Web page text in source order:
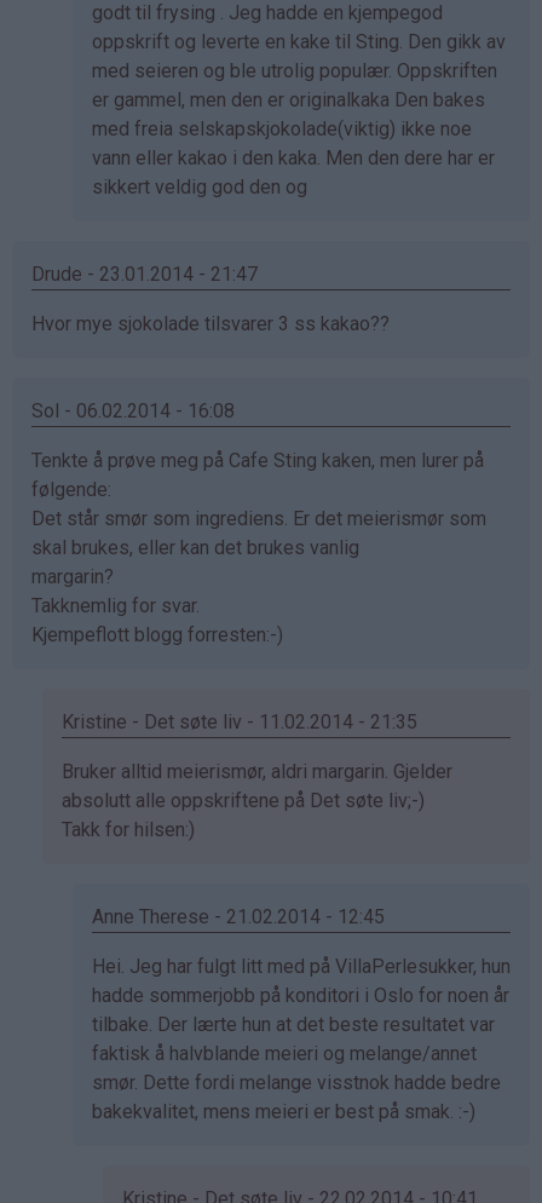
av
Jan
fred
sandanger
(ikke
bekreftet)
godt til frysing . Jeg hadde en kjempegod
oppskrift og leverte en kake til Sting. Den gikk av
med seieren og ble utrolig populær. Oppskriften
er gammel, men den er originalkaka Den bakes
med freia selskapskjokolade(viktig) ikke noe
vann eller kakao i den kaka. Men den dere har er
sikkert veldig god den og
Drude - 23.01.2014 - 21:47
Hvor mye sjokolade tilsvarer 3 ss kakao??
Sol - 06.02.2014 - 16:08
Tenkte å prøve meg på Cafe Sting kaken, men lurer på
følgende:
Det står smør som ingrediens. Er det meierismør som
skal brukes, eller kan det brukes vanlig
margarin?
Takknemlig for svar.
Kjempeflott blogg forresten:-)
Kristine - Det søte liv - 11.02.2014 - 21:35
Som
svar
på
(ikke
Bruker alltid meierismør, aldri margarin. Gjelder
absolutt alle oppskriftene på Det søte liv;-)
Takk for hilsen:)
Anne Therese - 21.02.2014 - 12:45
Som
svar
på
av
Kristine
-
Hei. Jeg har fulgt litt med på VillaPerlesukker, hun
hadde sommerjobb på konditori i Oslo for noen år
tilbake. Der lærte hun at det beste resultatet var
faktisk å halvblande meieri og melange/annet
smør. Dette fordi melange visstnok hadde bedre
bakekvalitet, mens meieri er best på smak. :-)